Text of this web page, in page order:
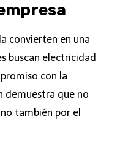
convierten en una
buscan electricidad
con la
demuestra que no
también por el